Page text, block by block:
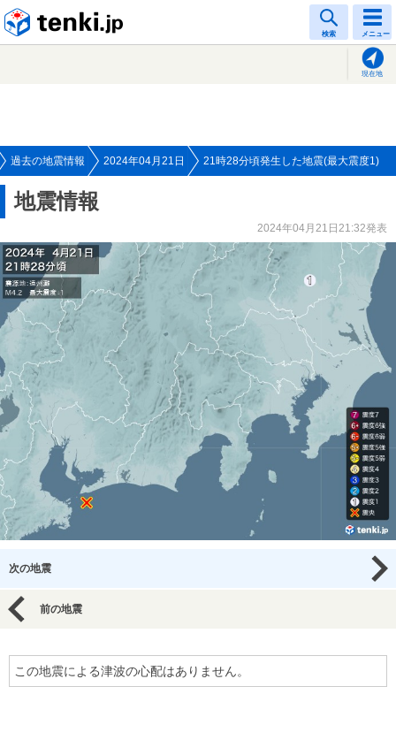
検索 メニュー
現在地
過去の地震情報 2024年04月21日 21時28分頃発生した地震(最大震度1)
地震情報
2024年04月21日21:32発表
次の地震
前の地震
この地震による津波の心配はありません。